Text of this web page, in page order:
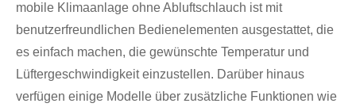
mobile Klimaanlage ohne Abluftschlauch ist mit
benutzerfreundlichen Bedienelementen ausgestattet, die
es einfach machen, die gewünschte Temperatur und
Lüftergeschwindigkeit einzustellen. Darüber hinaus
verfügen einige Modelle über zusätzliche Funktionen wie